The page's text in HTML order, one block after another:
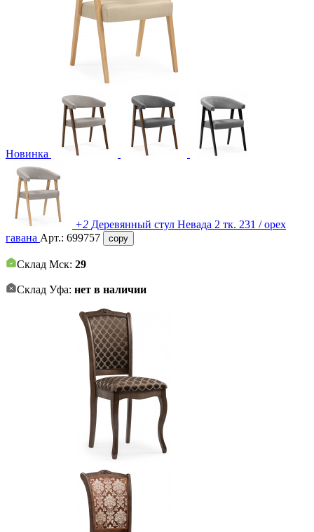
Новинка
+2 Деревянный стул Невада 2 тк. 231 / орех
гавана Арт.: 699757 copy
Склад Мск: 29
Склад Уфа: нет в наличии